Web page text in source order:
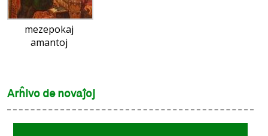
mezepokaj
amantoj
Arĥivo de novaĵoj